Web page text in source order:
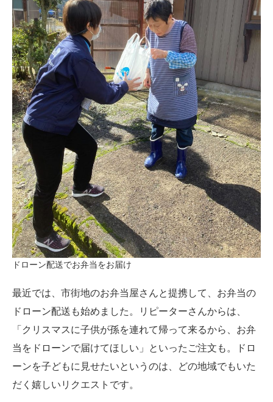
ドローン配送でお弁当をお届け
最近では、市街地のお弁当屋さんと提携して、お弁当の
ドローン配送も始めました。リピーターさんからは、
「クリスマスに子供が孫を連れて帰って来るから、お弁
当をドローンで届けてほしい」といったご注文も。ドロ
ーンを子どもに見せたいというのは、どの地域でもいた
だく嬉しいリクエストです。